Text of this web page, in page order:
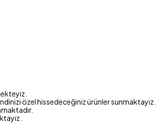
özel hissedeceğiniz ürünler sunmaktayız.